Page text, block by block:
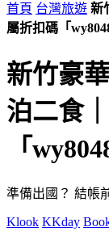
首頁 台灣旅遊 新
屬折扣碼「
新竹豪
泊二食
「
準備出國？ 結帳
Klook KKday